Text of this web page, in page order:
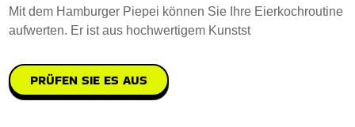
Mit dem Hamburger Piepei können Sie Ihre Eierkochroutine
aufwerten. Er ist aus hochwertigem Kunstst
PRÜFEN SIE ES AUS